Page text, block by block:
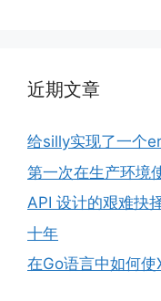
近期文章
给silly实现了一个
第一次在生产环境
API 设计的艰难抉
十年
在Go语言中如何